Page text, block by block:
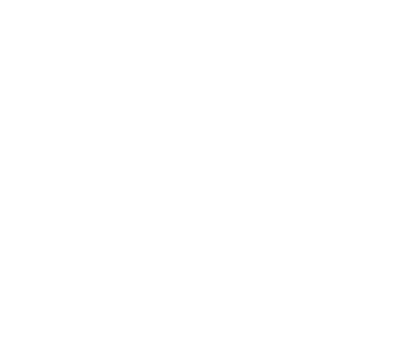
Sozialpädagoge mit ausländischer